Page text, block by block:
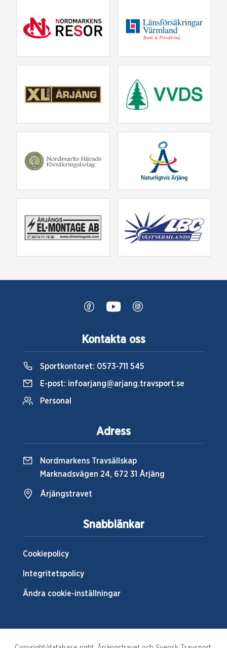
Snabblänkar
Cookiepolicy
Integritetspolicy
Ändra cookie-inställningar
Kontakta oss
Sportkontoret: 0573-711 545
E-post: infoarjang@arjang.travsport.se
Personal
Adress
Nordmarkens Travsällskap
Marknadsvägen 24, 672 31 Årjäng
Årjängstravet